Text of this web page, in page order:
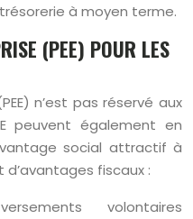
à moyen terme.
(PEE) POUR LES
n’est pas réservé aux
peuvent également en
social attractif à
fiscaux :
volontaires